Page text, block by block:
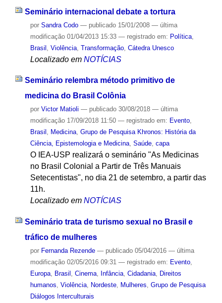
Seminário internacional debate a tortura
por Sandra Codo — publicado15/01/2008 — última
modificação01/04/2013 15:33 — registrado em: Política,
Brasil Violência, Transformação, Cátedra Unesco
Localizado em NOTÍCIAS
Seminário relembra método primitivo de
medicina do Brasil Colônia
por Victor Matioli — publicado30/08/2018 — última
modificação17/09/2018 11:50 — registrado em: Evento,
Brasil , Medicina, Grupo de Pesquisa Khronos: História da
Ciência, Epistemologia e Medicina, Saúde, capa
O IEA-USP realizará o seminário "As Medicinas
no Brasil Colonial a Partir de Três Manuais
Setecentistas", no dia 21 de setembro, a partir das
11h.
Localizado em NOTÍCIAS
Seminário trata de turismo sexual no Brasil e
tráfico de mulheres
por Fernanda Rezende — publicado05/04/2016 — última
modificação02/05/2016 09:31 — registrado em: Evento,
Europa, Brasil , Cinema, Infância, Cidadania, Direitos
humanos, Violência, Nordeste, Mulheres, Grupo de Pesquisa
Diálogos Interculturais